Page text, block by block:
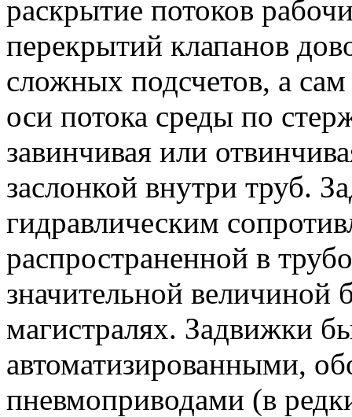
раскрытие потоков
перекрытий клапанов
сложных подсчетов, а сам
оси потока среды по
завинчивая или
заслонкой внутри труб.
гидравлическим
распространенной в
значительной величиной
магистралях. Задвижки
автоматизированными,
пневмоприводами (в